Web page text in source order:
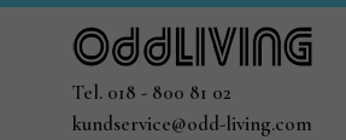
Tel. 018 - 800 81 02
kundservice@odd-living.com